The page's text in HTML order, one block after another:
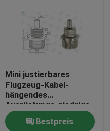
Mini justierbares
Flugzeug-Kabel-
hängendes
Ausrüstungs-niedrige
Kosten-Höchstlast
20KG
Bestpreis